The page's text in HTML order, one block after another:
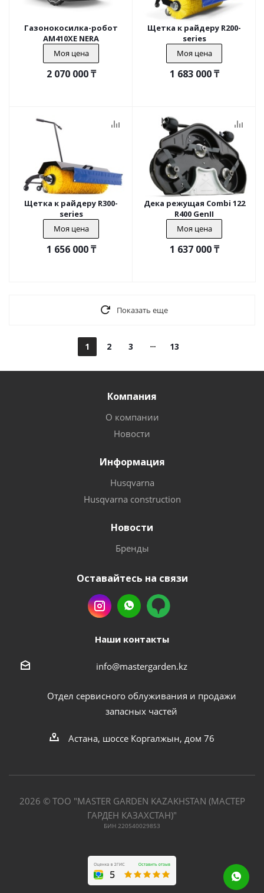
Газонокосилка-робот
AM410XE NERA
Моя цена
2 070 000₸
Щетка к райдеру R200-
series
Моя цена
1 683 000₸
Щетка к райдеру R300-
series
Моя цена
1 656 000₸
Дека режущая Combi 122
R400 GenII
Моя цена
1 637 000₸
Показать еще
1 2 3 13
Компания
О компании
Новости
Информация
Husqvarna
Husqvarna construction
Новости
Бренды
Оставайтесь на связи
Наши контакты
info@mastergarden.kz
Отдел сервисного облуживания и продажи
запасных частей
Астана, шоссе Коргалжын, дом 76
2026 © ТОО "MASTER GARDEN KAZAKHSTAN (МАСТЕР
ГАРДЕН КАЗАХСТАН)"
БИН 220540029853